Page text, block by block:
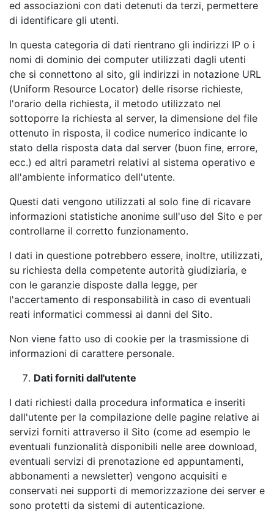
ed associazioni con dati detenuti da terzi, permettere
di identificare gli utenti.
In questa categoria di dati rientrano gli indirizzi IP o i
nomi di dominio dei computer utilizzati dagli utenti
che si connettono al sito, gli indirizzi in notazione URL
(Uniform Resource Locator) delle risorse richieste,
l'orario della richiesta, il metodo utilizzato nel
sottoporre la richiesta al server, la dimensione del file
ottenuto in risposta, il codice numerico indicante lo
stato della risposta data dal server (buon fine, errore,
ecc.) ed altri parametri relativi al sistema operativo e
all'ambiente informatico dell'utente.
Questi dati vengono utilizzati al solo fine di ricavare
informazioni statistiche anonime sull'uso del Sito e per
controllarne il corretto funzionamento.
I dati in questione potrebbero essere, inoltre, utilizzati,
su richiesta della competente autorità giudiziaria, e
con le garanzie disposte dalla legge, per
l'accertamento di responsabilità in caso di eventuali
reati informatici commessi ai danni del Sito.
Non viene fatto uso di cookie per la trasmissione di
informazioni di carattere personale.
Dati forniti dall'utente
I dati richiesti dalla procedura informatica e inseriti
dall'utente per la compilazione delle pagine relative ai
servizi forniti attraverso il Sito (come ad esempio le
eventuali funzionalità disponibili nelle aree download,
eventuali servizi di prenotazione ed appuntamenti,
abbonamenti a newsletter) vengono acquisiti e
conservati nei supporti di memorizzazione dei server e
sono protetti da sistemi di autenticazione.